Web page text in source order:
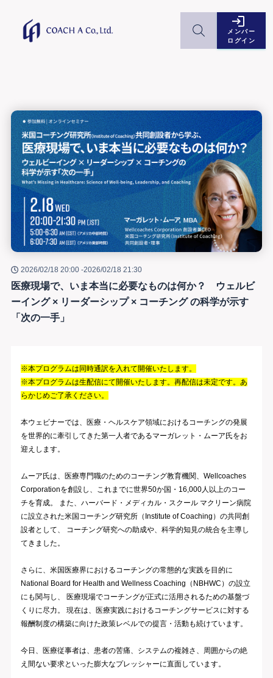
メンバー
ログイン
2026/02/18 20:00 -2026/02/18 21:30
医療現場で、いま本当に必要なものは何か？ ウェルビ
ーイング × リーダーシップ × コーチング の科学が示す
「次の一手」
※本プログラムは同時通訳を入れて開催いたします。
※本プログラムは生配信にて開催いたします。再配信は未定です。あ
らかじめご了承ください。
本ウェビナーでは、医療・ヘルスケア領域におけるコーチングの発展
を世界的に牽引してきた第一人者であるマーガレット・ムーア氏をお
迎えします。
ムーア氏は、医療専門職のためのコーチング教育機関、Wellcoaches
Corporationを創設し、これまでに世界50か国・16,000人以上のコー
チを育成。 また、ハーバード・メディカル・スクール マクリーン病院
に設立された米国コーチング研究所（Institute of Coaching）の共同創
設者として、 コーチング研究への助成や、科学的知見の統合を主導し
てきました。
さらに、米国医療界におけるコーチングの常態的な実践を目的に
National Board for Health and Wellness Coaching（NBHWC）の設立
にも関与し、 医療現場でコーチングが正式に活用されるための基盤づ
くりに尽力。 現在は、医療実践におけるコーチングサービスに対する
報酬制度の構築に向けた政策レベルでの提言・活動も続けています。
今日、医療従事者は、患者の苦痛、システムの複雑さ、周囲からの絶
え間ない要求といった膨大なプレッシャーに直面しています。